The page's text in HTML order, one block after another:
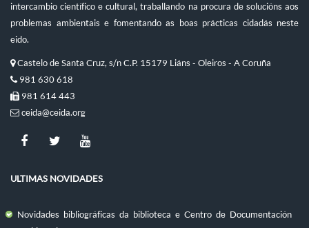
intercambio científico e cultural, traballando na procura de solucións aos
problemas ambientais e fomentando as boas prácticas cidadás neste
eido.
Castelo de Santa Cruz, s/n C.P. 15179 Liáns - Oleiros - A Coruña
981 630 618
981 614 443
ceida@ceida.org
ULTIMAS NOVIDADES
Novidades bibliográficas da biblioteca e Centro de Documentación